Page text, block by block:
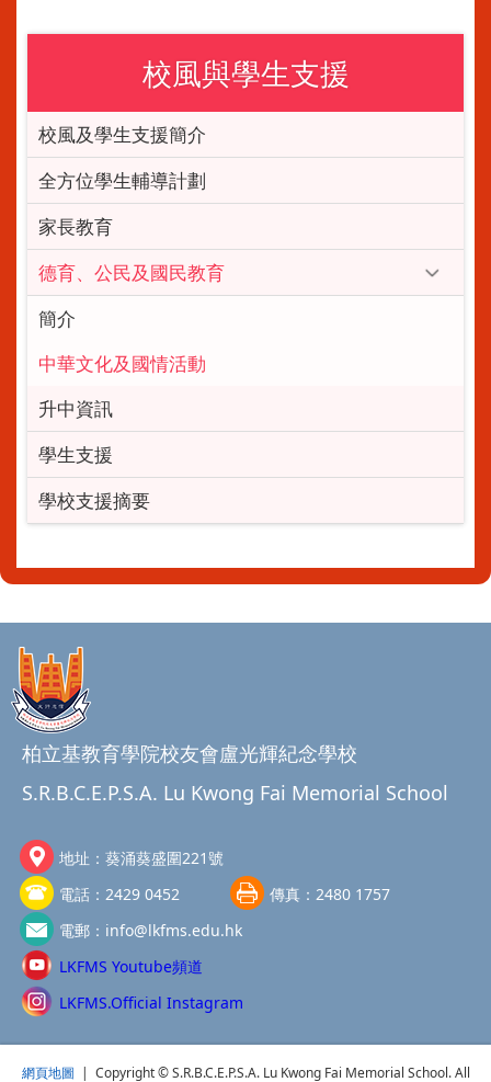
校風與學生支援
校風及學生支援簡介
全方位學生輔導計劃
家長教育
德育、公民及國民教育
簡介
中華文化及國情活動
升中資訊
學生支援
學校支援摘要
柏立基教育學院校友會盧光輝紀念學校
S.R.B.C.E.P.S.A. Lu Kwong Fai Memorial School
地址： 葵涌葵盛圍221號
電話： 2429 0452 傳真： 2480 1757
電郵： info@lkfms.edu.hk
LKFMS Youtube頻道
LKFMS.Official Instagram
網頁地圖 | Copyright © S.R.B.C.E.P.S.A. Lu Kwong Fai Memorial School. All